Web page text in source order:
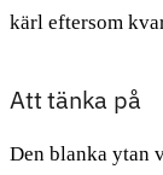
kärl eftersom
Att tänka på
Den blanka ytan